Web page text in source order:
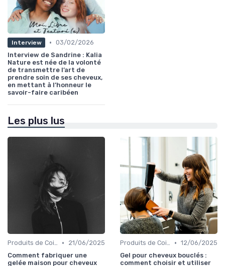
Interview • 03/02/2026
Interview de Sandrine : Kalia
Nature est née de la volonté
de transmettre l’art de
prendre soin de ses cheveux,
en mettant à l’honneur le
savoir-faire caribéen
Les plus lus
Produits de Coiffage •
21/06/2025
Comment fabriquer une
gelée maison pour cheveux
Produits de Coiffage • 12/06/2025
Gel pour cheveux bouclés :
comment choisir et utiliser